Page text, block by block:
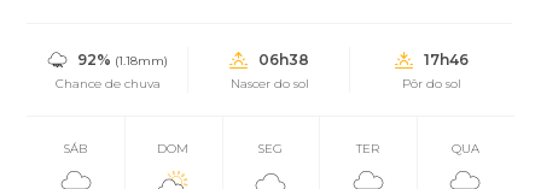
92% (1.18mm)
Chance de chuva
06h38
Nascer do sol
17h46
Pôr do sol
SÁB DOM SEG TER QUA